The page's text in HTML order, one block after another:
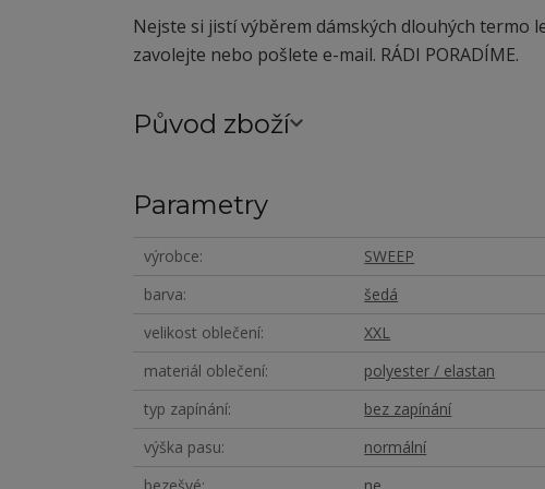
Nejste si jistí výběrem dámských dlouhých termo
zavolejte nebo pošlete e-mail. RÁDI PORADÍME.
Původ zboží
Parametry
výrobce
SWEEP
barva
šedá
velikost oblečení
XXL
materiál oblečení
polyester / elastan
typ zapínání
bez zapínání
výška pasu
normální